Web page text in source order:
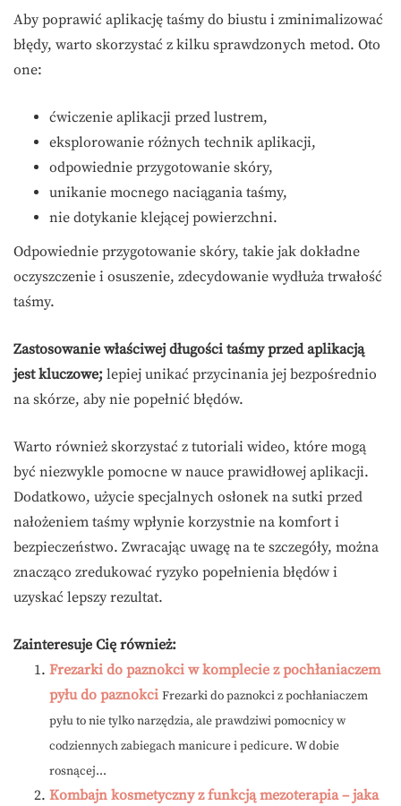
Aby poprawić aplikację taśmy do biustu i zminimalizować
błędy, warto skorzystać z kilku sprawdzonych metod. Oto
one:
ćwiczenie aplikacji przed lustrem,
eksplorowanie różnych technik aplikacji,
odpowiednie przygotowanie skóry,
unikanie mocnego naciągania taśmy,
nie dotykanie klejącej powierzchni.
Odpowiednie przygotowanie skóry, takie jak dokładne
oczyszczenie i osuszenie, zdecydowanie wydłuża trwałość
taśmy.
Zastosowanie właściwej długości taśmy przed aplikacją
jest kluczowe; lepiej unikać przycinania jej bezpośrednio
na skórze, aby nie popełnić błędów.
Warto również skorzystać z tutoriali wideo, które mogą
być niezwykle pomocne w nauce prawidłowej aplikacji.
Dodatkowo, użycie specjalnych osłonek na sutki przed
nałożeniem taśmy wpłynie korzystnie na komfort i
bezpieczeństwo. Zwracając uwagę na te szczegóły, można
znacząco zredukować ryzyko popełnienia błędów i
uzyskać lepszy rezultat.
Zainteresuje Cię również:
Frezarki do paznokci w komplecie z pochłaniaczem
pyłu do paznokci Frezarki do paznokci z pochłaniaczem
pyłu to nie tylko narzędzia, ale prawdziwi pomocnicy w
codziennych zabiegach manicure i pedicure. W dobie
rosnącej...
Kombajn kosmetyczny z funkcją mezoterapia – jaka